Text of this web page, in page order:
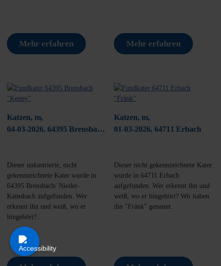
Mehr erfahren Mehr erfahren
Katzen, m,
04-03-2026, 64395 Brensbach/
Dieser unkastrierte, nicht
gekennzeichnete Kater wurde in
64395 Brensbach/ Nieder-
Kainsbach aufgefunden. Wer
erkennt ihn und weiß, wo er
hingehört?...
Katzen, m,
01-03-2026, 64711 Erbach
Dieser nicht gekennzeichnete Kater
wurde in 64711 Erbach
aufgefunden. Wer erkennt ihn und
weiß, wo er hingehört? Wir haben
ihn "Fränk" genannt.